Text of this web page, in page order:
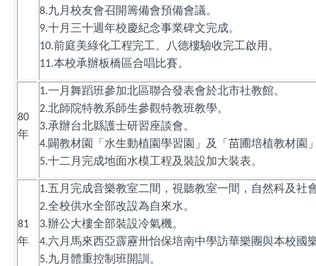
8.九月校友會召開籌備會預備會議。
9.十月三十週年校慶紀念事業碑文完成。
10.前庭美綠化工程完工。八德樓驗收完工啟用。
11.本校承辦板橋區合唱比賽。
80
年
1.一月舞蹈班參加北區聯合發表會於北市社教館。
2.北師院特教系師生參觀特教班教學。
3.承辦台北縣護士研習座談會。
4.闢教材園「水生動植園學習園」及「苗圃培植教材園
5.十二月完成地面水模工程及裝設加大裝表。
81
年
1.五月完成音樂教室二間，視聽教室一間，自然科及社
2.全校供水全部改設為自來水。
3.辦公大樓全部裝設冷氣機。
4.六月馬來西亞霹靂卅怡保培南中學訪華樂團與本校國
5.九月體重控制班開訓。